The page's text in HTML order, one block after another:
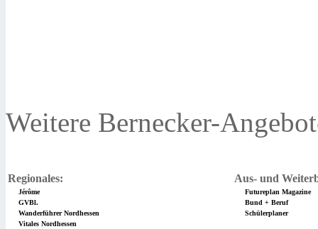
Weitere Bernecker-
Regionales: Aus- und
Jérôme
Futureplan Magazine
GVBl.
Bund + Beruf
Wanderführer Nordhessen
Schülerplaner
Vitales Nordhessen